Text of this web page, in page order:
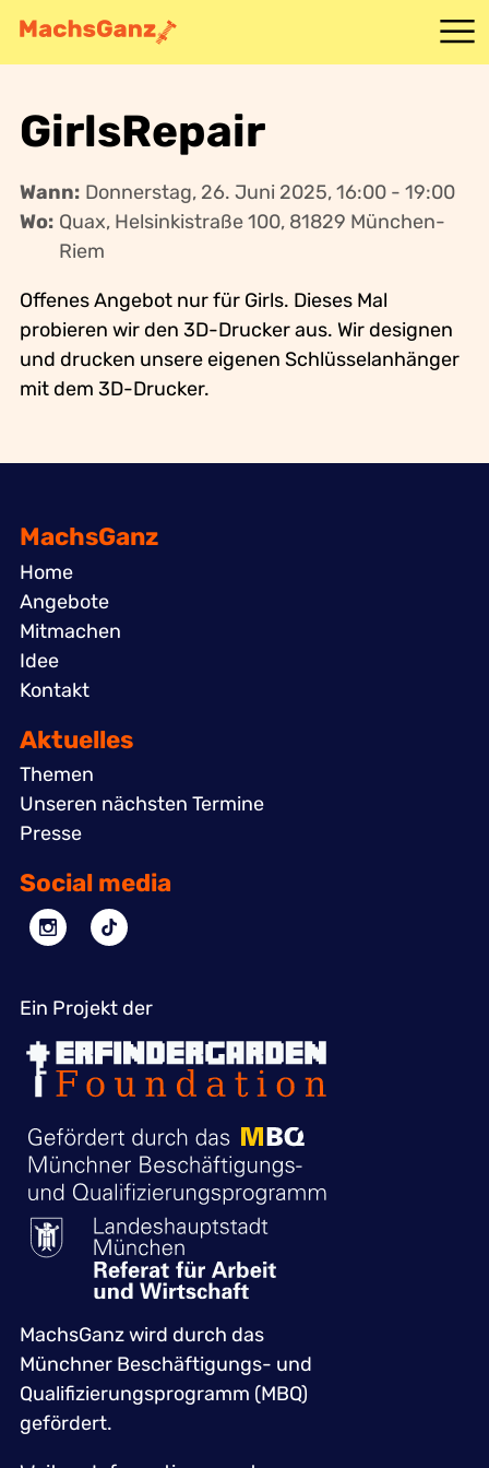
Mitmachen
Idee
Kontakt
GirlsRepair
Wann: Donnerstag, 26. Juni 2025, 16:00 - 19:00
Wo: Quax, Helsinkistraße 100, 81829 München-
Riem
Offenes Angebot nur für Girls. Dieses Mal
probieren wir den 3D-Drucker aus. Wir designen
und drucken unsere eigenen Schlüsselanhänger
mit dem 3D-Drucker.
MachsGanz
Home
Angebote
Mitmachen
Idee
Kontakt
Aktuelles
Themen
Unseren nächsten Termine
Presse
Social media
Ein Projekt der
MachsGanz wird durch das
Münchner Beschäftigungs- und
Qualifizierungsprogramm (MBQ)
gefördert.